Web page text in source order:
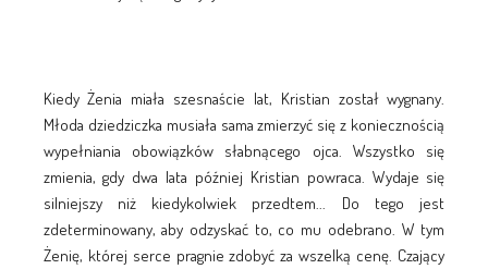
Kiedy Żenia miała szesnaście lat, Kristian został wygnany.
Młoda dziedziczka musiała sama zmierzyć się z koniecznością
wypełniania obowiązków słabnącego ojca. Wszystko się
zmienia, gdy dwa lata później Kristian powraca. Wydaje się
silniejszy niż kiedykolwiek przedtem... Do tego jest
zdeterminowany, aby odzyskać to, co mu odebrano. W tym
Żenię, której serce pragnie zdobyć za wszelką cenę. Czający